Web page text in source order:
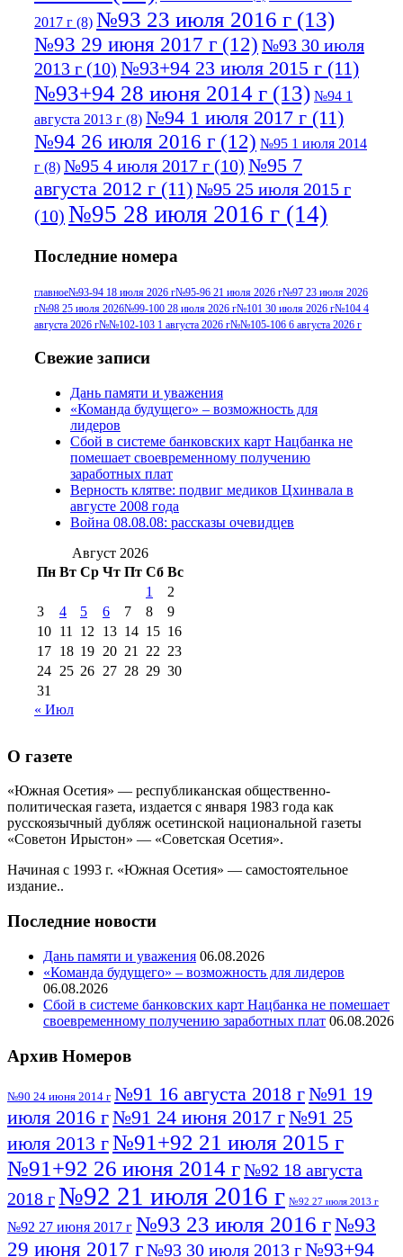
2017 г (8) №93 23 июля 2016 г (13)
№93 29 июня 2017 г (12) №93 30 июля
2013 г (10) №93+94 23 июля 2015 г (11)
№93+94 28 июня 2014 г (13) №94 1
августа 2013 г (8) №94 1 июля 2017 г (11)
№94 26 июля 2016 г (12) №95 1 июля 2014
г (8) №95 4 июля 2017 г (10) №95 7
августа 2012 г (11)№95 25 июля 2015 г
(10) №95 28 июля 2016 г (14)
июля 2017 г(11)№96 9 августа 2012
г(13) №96 28 июля 2015 г(9) №96+97 3
июля 2014 г(10)№96+97 30 июля
июля 2017 г
2012 г(15)№97 30 июля 2015 г
(15)№98 1 августа 2015 г
августа 2016 г(10)№98 5 июля 2014 г(10)
№98 8 августа 2013 г
августа 2012 г(14)
2017 г(9)
№99 4 августа
2016 г(12) №99 8 июля 2014 г
августа 2012 г(11)
августа 2013 г
(12)
Последние номера
главное№93-94 18 июля 2026 г№95-96 21 июля 2026 г№97 23 июля 2026
г№98 25 июля 2026№99-100 28 июля 2026 г№101 30 июля 2026 г№104 4
августа 2026 г№№102-103 1 августа 2026 г№№105-106 6 августа 2026 г
Свежие записи
Дань памяти и уважения
«Команда будущего» – возможность для
лидеров
Сбой в системе банковских карт Нацбанка не
помешает своевременному получению
заработных плат
Верность клятве: подвиг медиков Цхинвала в
августе 2008 года
Война 08.08.08: рассказы очевидцев
Август 2026
Пн Вт Ср Чт Пт Сб Вс
1
2
3
4 5 6 7 8
9
10 11 12 13 14 15 16
17 18 19 20 21 22 23
24 25 26 27 28 29 30
31
« Июл
О газете
«Южная Осетия» — республиканская общественно-
политическая газета, издается с января 1983 года как
русскоязычный дубляж осетинской национальной газеты
«Советон Ирыстон» — «Советская Осетия».
Начиная с 1993 г. «Южная Осетия» — самостоятельное
издание..
Последние новости
Дань памяти и уважения 06.08.2026
«Команда будущего» – возможность для лидеров
06.08.2026
Сбой в системе банковских карт Нацбанка не помешает
своевременному получению заработных плат 06.08.2026
Архив Номеров
№90 24 июня 2014 г №91 16 августа 2018 г№91 19
июля 2016 г№91 24 июня 2017 г№91 25
июля 2013 г№91+92 21 июля 2015 г
№91+92 26 июня 2014 г№92 18 августа
2018 г№92 21 июля 2016 г №92 27 июля 2013 г
№92 27 июня 2017 г №93 23 июля 2016 г№93
29 июня 2017 г№93 30 июля 2013 г№93+94